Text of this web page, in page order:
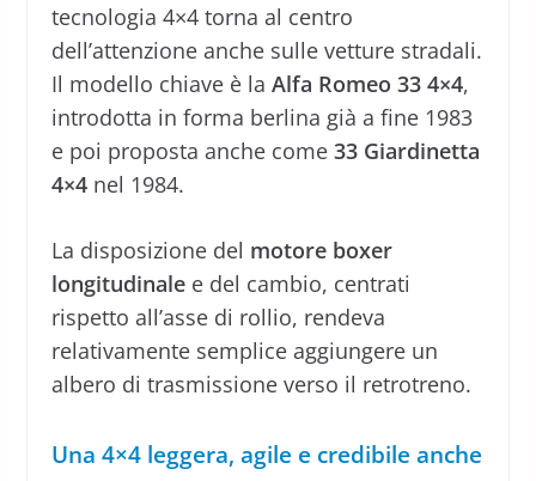
tecnologia 4×4 torna al centro
dell’attenzione anche sulle vetture stradali.
Il modello chiave è la Alfa Romeo 33 4×4,
introdotta in forma berlina già a fine 1983
e poi proposta anche come 33 Giardinetta
4×4nel 1984.
La disposizione del motore boxer
longitudinalee del cambio, centrati
rispetto all’asse di rollio, rendeva
relativamente semplice aggiungere un
albero di trasmissione verso il retrotreno.
Una 4×4 leggera, agile e credibile anche